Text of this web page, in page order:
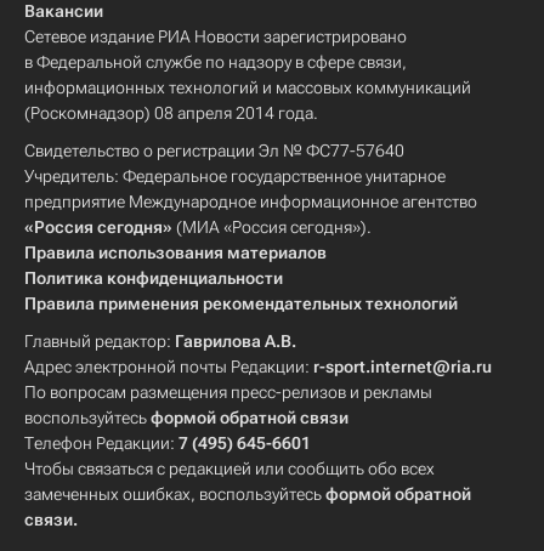
Вакансии
Сетевое издание РИА Новости зарегистрировано
в Федеральной службе по надзору в сфере связи,
информационных технологий и массовых коммуникаций
(Роскомнадзор) 08 апреля 2014 года.
Свидетельство о регистрации Эл № ФС77-57640
Учредитель: Федеральное государственное унитарное
предприятие Международное информационное агентство
«Россия сегодня» (МИА «Россия сегодня»).
Правила использования материалов
Политика конфиденциальности
Правила применения рекомендательных технологий
Главный редактор: Гаврилова А.В.
Адрес электронной почты Редакции: r-sport.internet@ria.ru
По вопросам размещения пресс-релизов и рекламы
воспользуйтесьформой обратной связи
Телефон Редакции: 7 (495) 645-6601
Чтобы связаться с редакцией или сообщить обо всех
замеченных ошибках, воспользуйтесьформой обратной
связи.